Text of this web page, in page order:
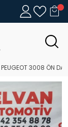
PEUGEOT 3008 ÖN